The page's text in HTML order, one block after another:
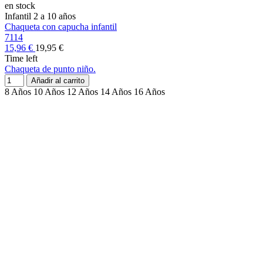
en stock
Infantil 2 a 10 años
Chaqueta con capucha infantil
7114
15,96 € 19,95 €
Time left
Chaqueta de punto niño.
Añadir al carrito
8 Años 10 Años 12 Años 14 Años 16 Años